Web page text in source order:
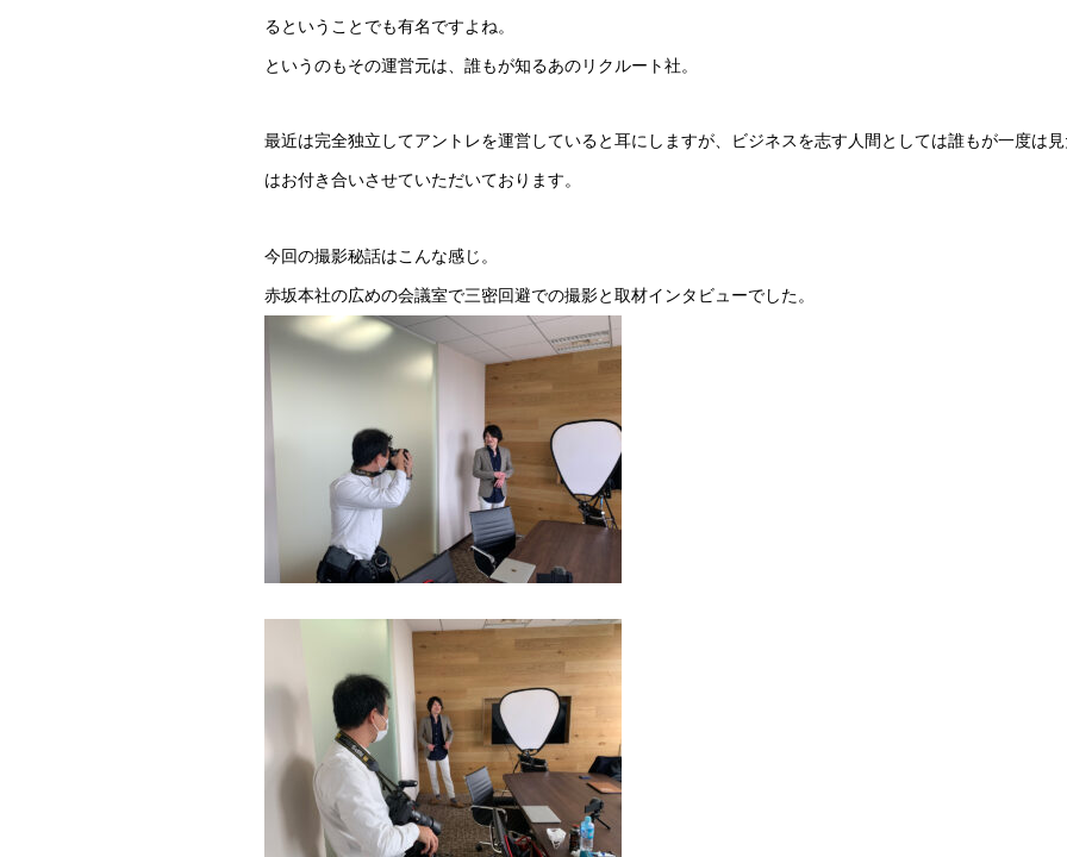
るということでも有名ですよね。
というのもその運営元は、誰もが知るあのリクルート社。
最近は完全独立してアントレを運営していると耳にしますが、ビジネスを志す人間としては誰もが一度は
はお付き合いさせていただいております。
今回の撮影秘話はこんな感じ。
赤坂本社の広めの会議室で三密回避での撮影と取材インタビューでした。